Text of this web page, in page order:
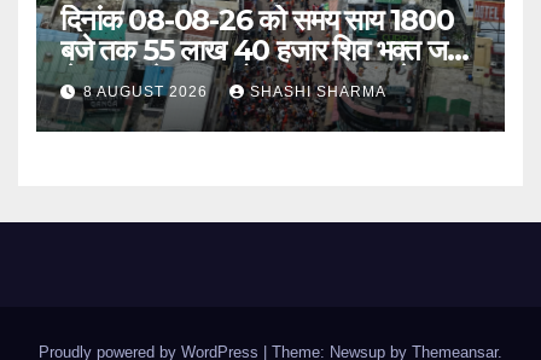
दिनांक 08-08-26 को समय साय 1800
बजे तक 55 लाख 40 हजार शिव भक्त जल
लेकर अपने गंतव्य को प्रस्थान कर चुके
8 AUGUST 2026 SHASHI SHARMA
Proudly powered by WordPress Theme: Newsup by Themeansar.